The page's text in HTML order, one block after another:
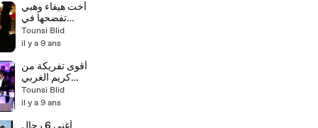
أخت هيفاء وهبي
تفضحها في
الاعلام وتكشف
أسرارها
Tounsi Blid
il y a 9 ans
أقوى تفريكة من
لهالة نور إنت بلا
مكياج تولي ‫‏أيمن
Tounsi Blid
il y a 9 ans